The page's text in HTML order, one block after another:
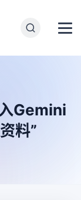
Gemini
料”